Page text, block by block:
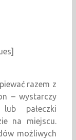
razem z
– wystarczy
pałeczki
na miejscu.
możliwych